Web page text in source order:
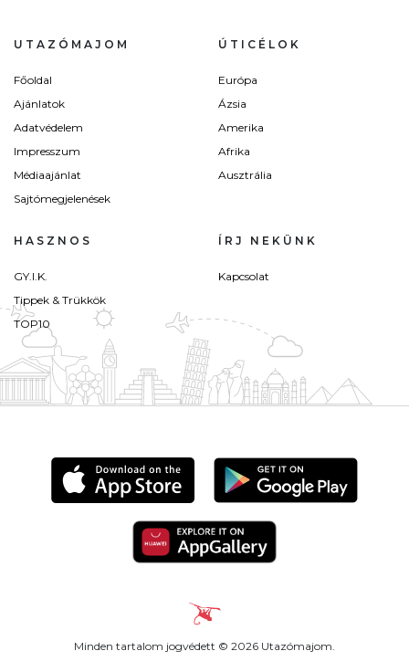
UTAZÓMAJOM
Főoldal
Ajánlatok
Adatvédelem
Impresszum
Médiaajánlat
Sajtómegjelenések
ÚTICÉLOK
Európa
Ázsia
Amerika
Afrika
Ausztrália
HASZNOS
GY.I.K.
Tippek & Trükkök
TOP10
ÍRJ NEKÜNK
Kapcsolat
Minden tartalom jogvédett © 2026 Utazómajom.